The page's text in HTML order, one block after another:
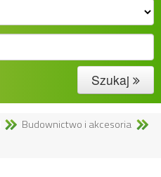
Szukaj
Budownictwo i akcesoria